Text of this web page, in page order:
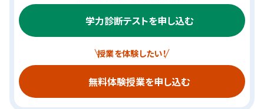
学力診断テストを申し込む
授業を体験したい！
無料体験授業を申し込む